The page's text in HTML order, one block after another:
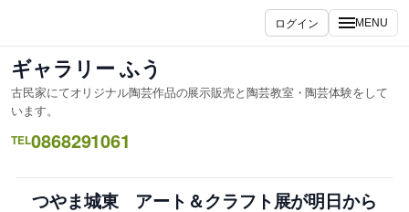
ス
キ
ッ
プ
ログイン MENU
ギャラリー ふう
古民家にてオリジナル陶芸作品の展示販売と陶芸教室・陶芸体験をして
います。
TEL0868291061
つやま城東 アート＆クラフト展が明日から